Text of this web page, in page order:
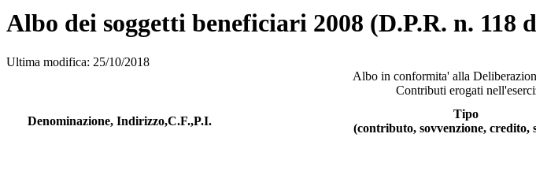
Albo dei soggetti beneficiari 2008 (D.P.R. n. 118
Ultima modifica: 25/10/2018
Albo in conformita' alla
Contributi erogati
Denominazione, Indirizzo,C.F.,P.I.
Tipo
(contributo, sovvenzione, credito,